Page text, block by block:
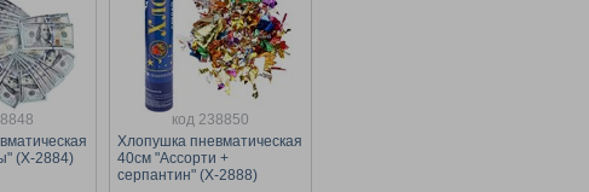
(Х-2884)
код 238850
Хлопушка пневматическая
40см "Ассорти +
серпантин" (Х-2888)